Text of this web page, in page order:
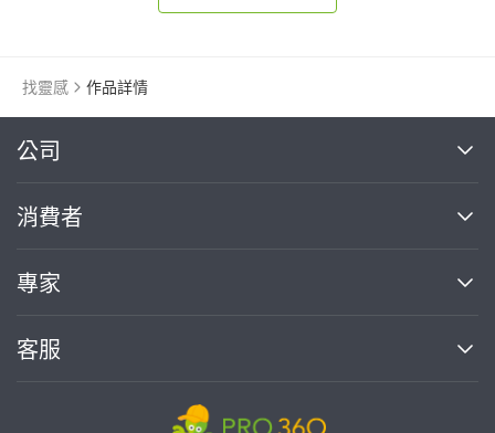
找靈感 作品詳情
公司
關於我們
部落格
加入我們
消費者
買服務
熱門服務
專家
案件中心
客服
繼續完成